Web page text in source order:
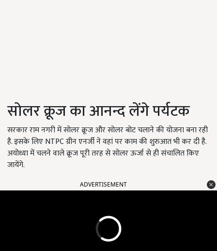
सोलर क्रूज का आनन्द लेंगे पर्यटक
सरकार राम नगरी में सोलर क्रूज और सोलर बोट चलाने की योजना बना रही
है. इसके लिए NTPC ग्रीन एनर्जी ने वहां पर काम की शुरुआत भी कर दी है.
अयोध्या में चलने वाले क्रूज पूरी तरह से सोलर ऊर्जा से ही संचालित किए
जायेंगे.
ADVERTISEMENT